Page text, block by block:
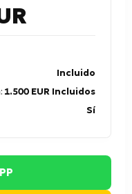
Incluido
1.500 EUR Incluidos
Sí